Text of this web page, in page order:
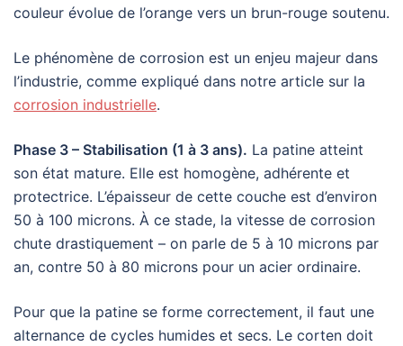
couleur évolue de l’orange vers un brun-rouge soutenu.
Le phénomène de corrosion est un enjeu majeur dans
l’industrie, comme expliqué dans notre article sur la
corrosion industrielle.
Phase 3 – Stabilisation (1 à 3 ans). La patine atteint
son état mature. Elle est homogène, adhérente et
protectrice. L’épaisseur de cette couche est d’environ
50 à 100 microns. À ce stade, la vitesse de corrosion
chute drastiquement – on parle de 5 à 10 microns par
an, contre 50 à 80 microns pour un acier ordinaire.
Pour que la patine se forme correctement, il faut une
alternance de cycles humides et secs. Le corten doit